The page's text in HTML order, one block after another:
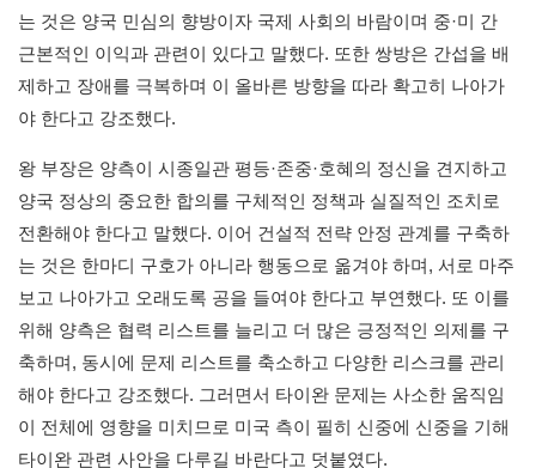
는 것은 양국 민심의 향방이자 국제 사회의 바람이며 중·미 간
근본적인 이익과 관련이 있다고 말했다. 또한 쌍방은 간섭을 배
제하고 장애를 극복하며 이 올바른 방향을 따라 확고히 나아가
야 한다고 강조했다.
왕 부장은 양측이 시종일관 평등·존중·호혜의 정신을 견지하고
양국 정상의 중요한 합의를 구체적인 정책과 실질적인 조치로
전환해야 한다고 말했다. 이어 건설적 전략 안정 관계를 구축하
는 것은 한마디 구호가 아니라 행동으로 옮겨야 하며, 서로 마주
보고 나아가고 오래도록 공을 들여야 한다고 부연했다. 또 이를
위해 양측은 협력 리스트를 늘리고 더 많은 긍정적인 의제를 구
축하며, 동시에 문제 리스트를 축소하고 다양한 리스크를 관리
해야 한다고 강조했다. 그러면서 타이완 문제는 사소한 움직임
이 전체에 영향을 미치므로 미국 측이 필히 신중에 신중을 기해
타이완 관련 사안을 다루길 바란다고 덧붙였다.